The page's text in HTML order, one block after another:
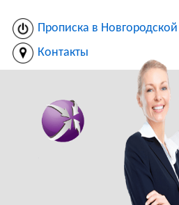
Прописка в
Контакты